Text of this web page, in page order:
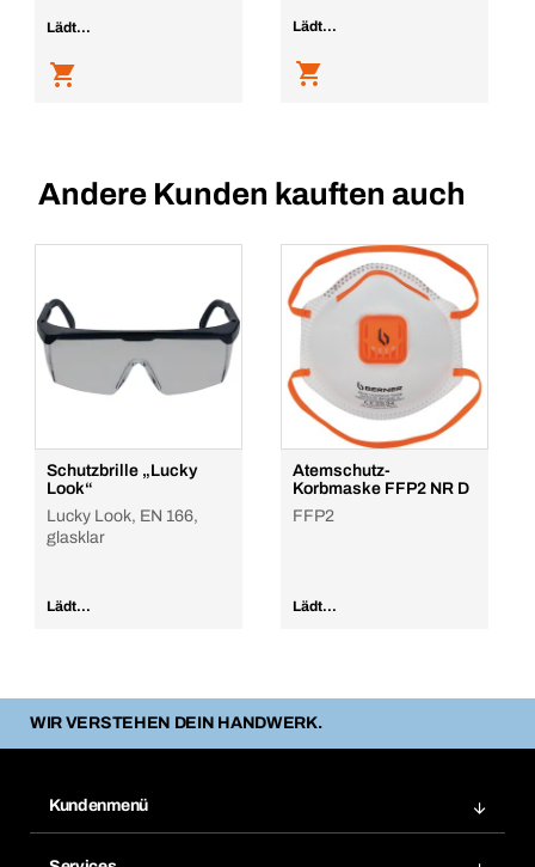
Lädt... Lädt...
Andere Kunden kauften auch
Schutzbrille „Lucky
Look“
Lucky Look, EN 166,
glasklar
Lädt...
Atemschutz-
Korbmaske FFP2 NR D
FFP2
Lädt...
WIR VERSTEHEN DEIN HANDWERK.
Kundenmenü